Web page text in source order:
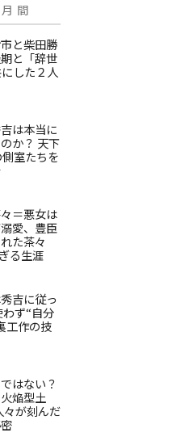
月 間
と柴田勝
と「辞世
した２人
は本当に
か？ 天下
室たちを
＝悪女は
愛、豊臣
た茶々
る生涯
吉に従っ
ず“自分
工作の技
はない？
焔型土
が刻んだ